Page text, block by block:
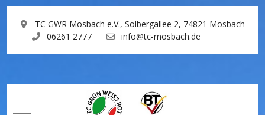
TC GWR Mosbach e.V., Solbergallee 2, 74821 Mosbach
06261 2777
info@tc-mosbach.de
Mobile Menu Toggle